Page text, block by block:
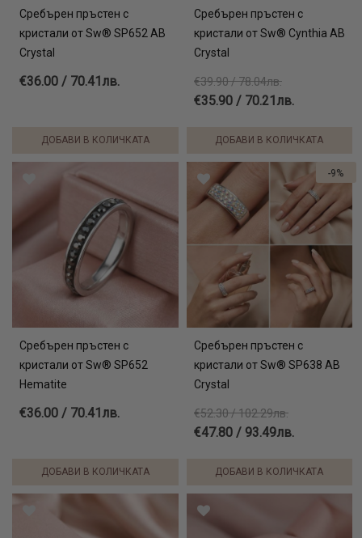
Сребърен пръстен с
кристали от Sw® SP652 AB
Crystal
€36.00 / 70.41лв.
ДОБАВИ В КОЛИЧКАТА
Сребърен пръстен с
кристали от Sw® Cynthia AB
Crystal
€39.90 / 78.04лв.
€35.90 / 70.21лв.
ДОБАВИ В КОЛИЧКАТА
Сребърен пръстен с
кристали от Sw® SP652
Hematite
€36.00 / 70.41лв.
ДОБАВИ В КОЛИЧКАТА
Сребърен пръстен с
кристали от Sw® SP638 AB
Crystal
€52.30 / 102.29лв.
€47.80 / 93.49лв.
ДОБАВИ В КОЛИЧКАТА
-9%